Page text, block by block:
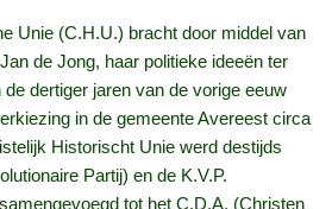
Unie (C.H.U.) bracht door middel van
de Jong, haar politieke ideeën ter
dertiger jaren van de vorige eeuw
in de gemeente Avereest circa
Historischt Unie werd destijds
Partij) en de K.V.P.
tot het C.D.A. (Christen